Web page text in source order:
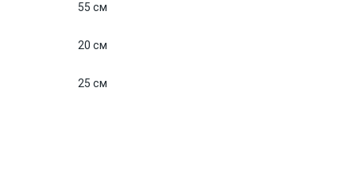
55 см
20 см
25 см